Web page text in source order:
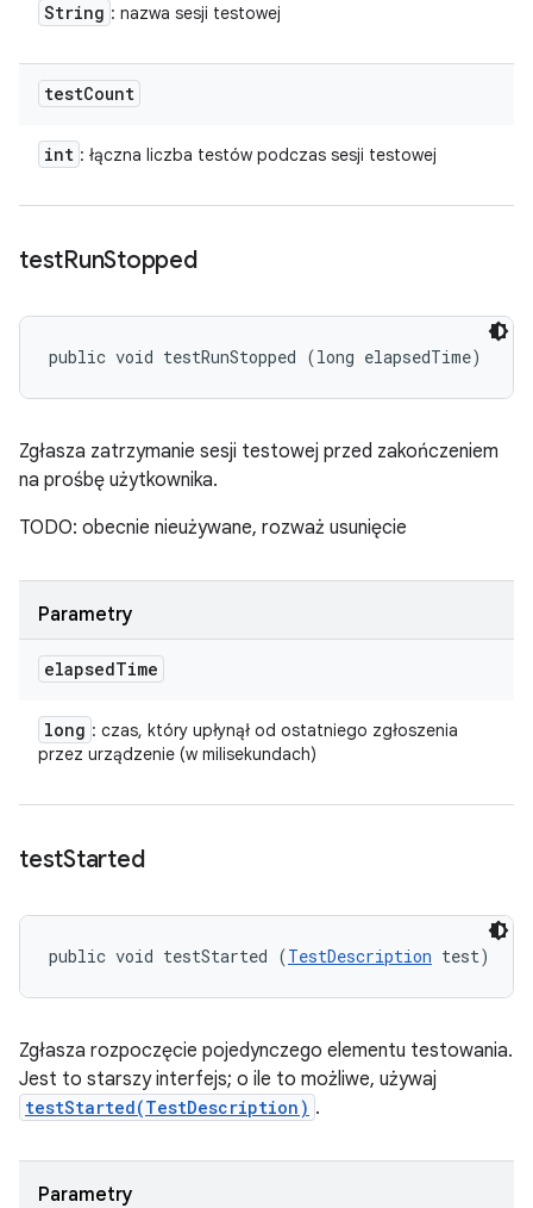
String : nazwa sesji testowej
testCount
int : łączna liczba testów podczas sesji testowej
testRunStopped
public void testRunStopped (long elapsedTime)
Zgłasza zatrzymanie sesji testowej przed zakończeniem
na prośbę użytkownika.
TODO: obecnie nieużywane, rozważ usunięcie
Parametry
elapsedTime
long : czas, który upłynął od ostatniego zgłoszenia
przez urządzenie (w milisekundach)
testStarted
public void testStarted (TestDescription test)
Zgłasza rozpoczęcie pojedynczego elementu testowania.
Jest to starszy interfejs; o ile to możliwe, używaj
testStarted(TestDescription) .
Parametry